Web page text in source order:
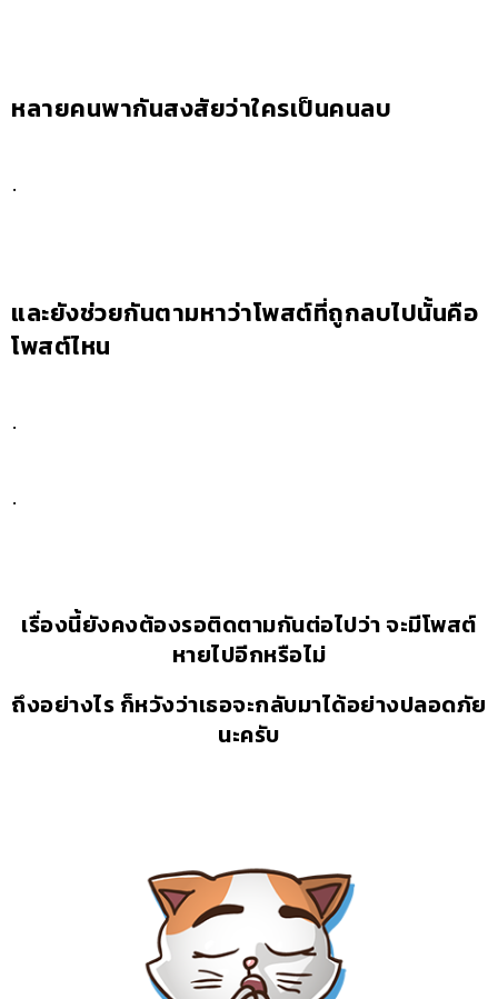
หลายคนพากันสงสัยว่าใครเป็นคนลบ
.
และยังช่วยกันตามหาว่าโพสต์ที่ถูกลบไปนั้นคือ
โพสต์ไหน
.
.
เรื่องนี้ยังคงต้องรอติดตามกันต่อไปว่า จะมีโพสต์
หายไปอีกหรือไม่
ถึงอย่างไร ก็หวังว่าเธอจะกลับมาได้อย่างปลอดภัย
นะครับ